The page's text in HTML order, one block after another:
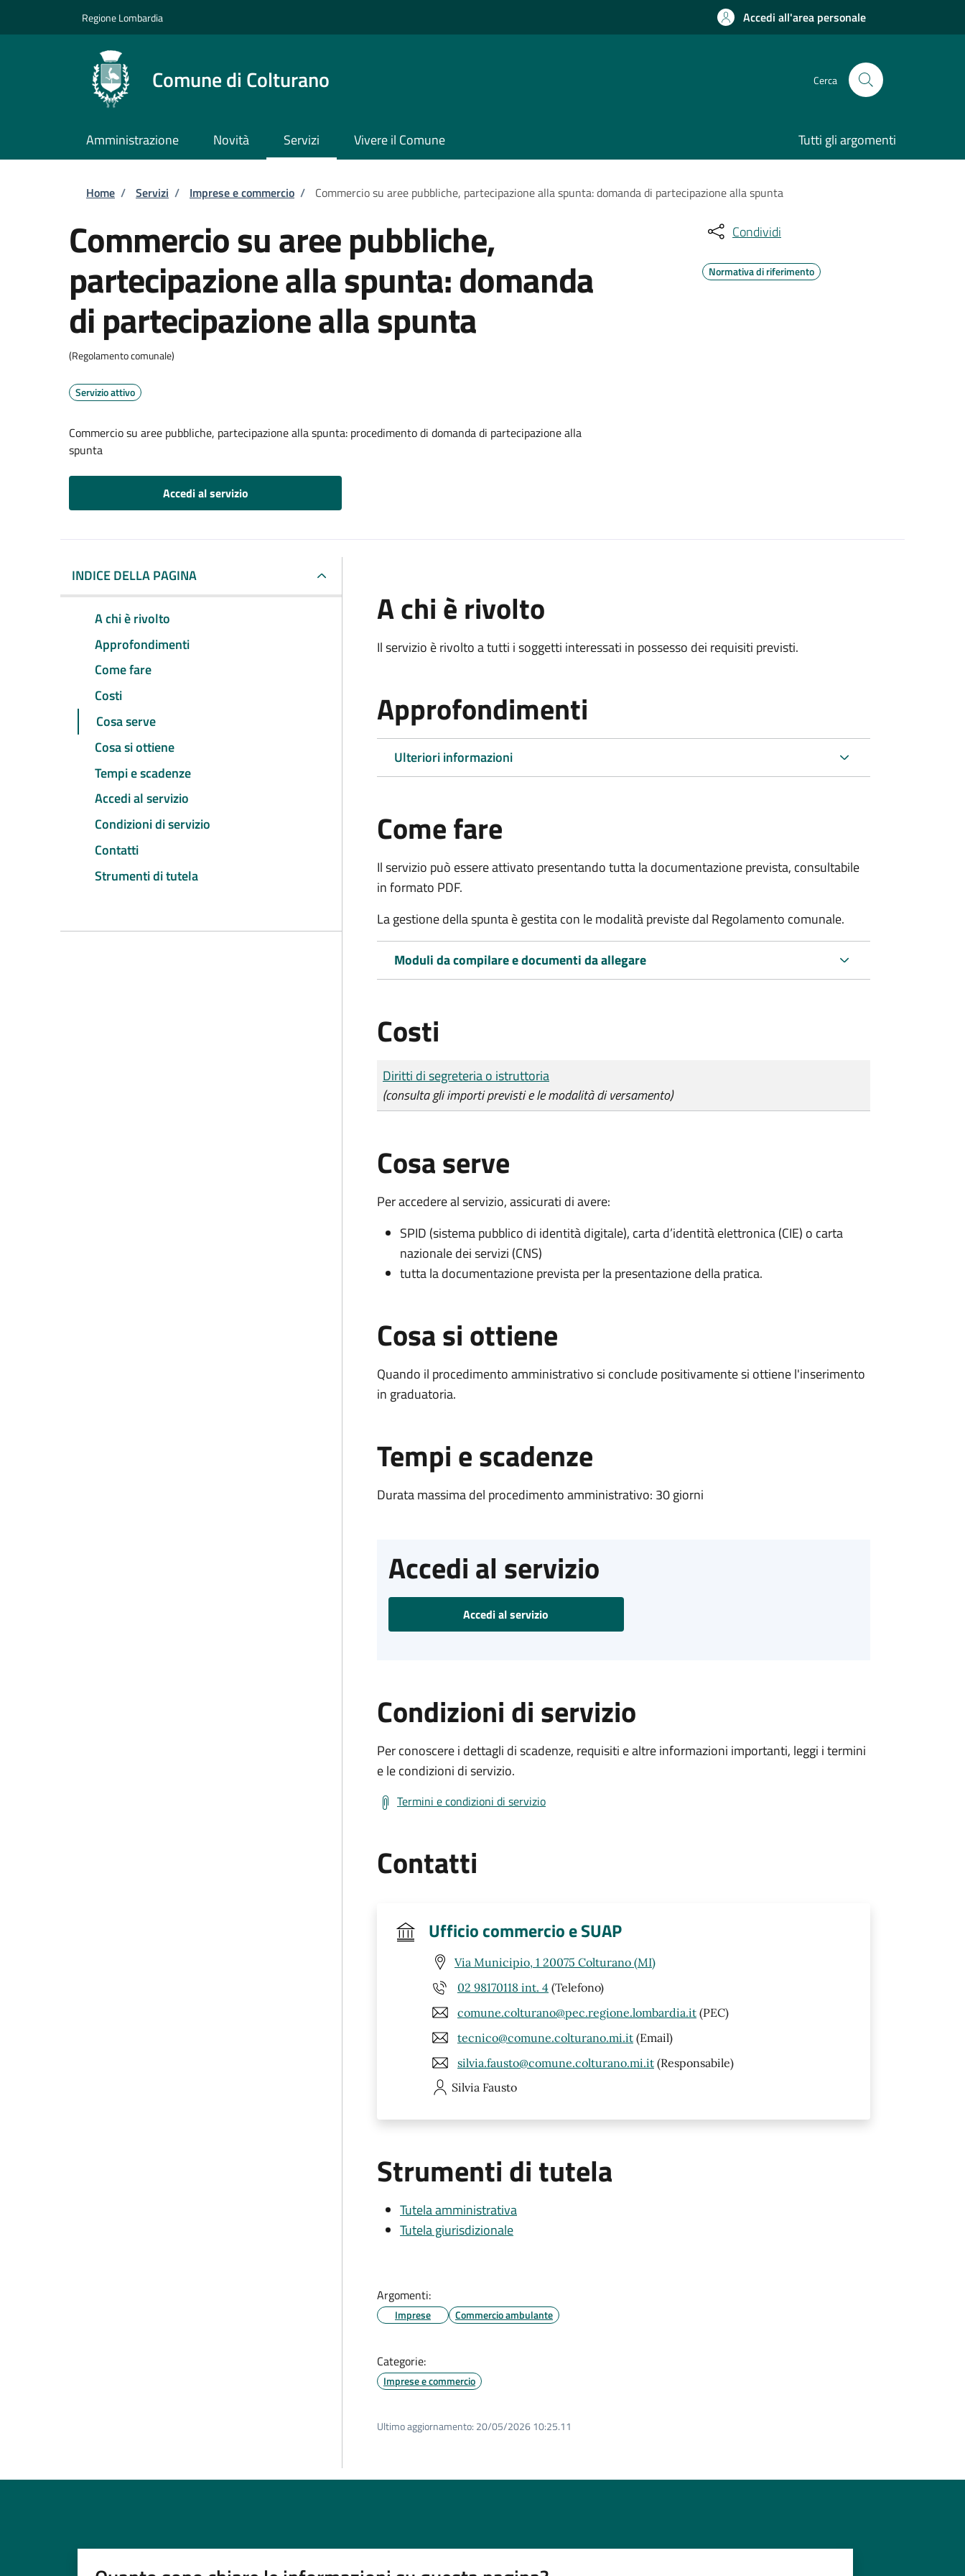
Regione Lombardia Accedi all'area personale
Comune di Colturano Cerca
Amministrazione Novità Servizi Vivere il Comune Tutti gli argomenti
Briciole di pane
Home / Servizi / Imprese e commercio / Commercio su aree pubbliche, partecipazione alla spunta: domanda di partecipazione alla spunta
Commercio su aree pubbliche,
partecipazione alla spunta: domanda
di partecipazione alla spunta
(Regolamento comunale)
Servizio attivo
Commercio su aree pubbliche, partecipazione alla spunta: procedimento di domanda di partecipazione alla
spunta
Accedi al servizio
Condividi
Normativa di riferimento
INDICE DELLA PAGINA
A chi è rivolto
Approfondimenti
Come fare
Costi
Cosa serve
Cosa si ottiene
Tempi e scadenze
Accedi al servizio
Condizioni di servizio
Contatti
Strumenti di tutela
A chi è rivolto
Il servizio è rivolto a tutti i soggetti interessati in possesso dei requisiti previsti.
Approfondimenti
Ulteriori informazioni
Come fare
Il servizio può essere attivato presentando tutta la documentazione prevista, consultabile
in formato PDF.
La gestione della spunta è gestita con le modalità previste dal Regolamento comunale.
Moduli da compilare e documenti da allegare
Costi
Tipo di pagamento
Importo
Diritti di segreteria o istruttoria
(consulta gli importi previsti e le modalità di versamento)
Cosa serve
Per accedere al servizio, assicurati di avere:
SPID (sistema pubblico di identità digitale), carta d’identità elettronica (CIE) o carta
nazionale dei servizi (CNS)
tutta la documentazione prevista per la presentazione della pratica.
Cosa si ottiene
Quando il procedimento amministrativo si conclude positivamente si ottiene l'inserimento
in graduatoria.
Tempi e scadenze
Durata massima del procedimento amministrativo: 30 giorni
Accedi al servizio
Accedi al servizio
Condizioni di servizio
Per conoscere i dettagli di scadenze, requisiti e altre informazioni importanti, leggi i termini
e le condizioni di servizio.
Termini e condizioni di servizio
Contatti
Ufficio commercio e SUAP
Via Municipio, 1 20075 Colturano (MI)
02 98170118 int. 4 (Telefono)
comune.colturano@pec.regione.lombardia.it (PEC)
tecnico@comune.colturano.mi.it (Email)
silvia.fausto@comune.colturano.mi.it (Responsabile)
Silvia Fausto
Strumenti di tutela
Tutela amministrativa
Tutela giurisdizionale
Argomenti:
Imprese Commercio ambulante
Categorie:
Imprese e commercio
Ultimo aggiornamento: 20/05/2026 10:25.11